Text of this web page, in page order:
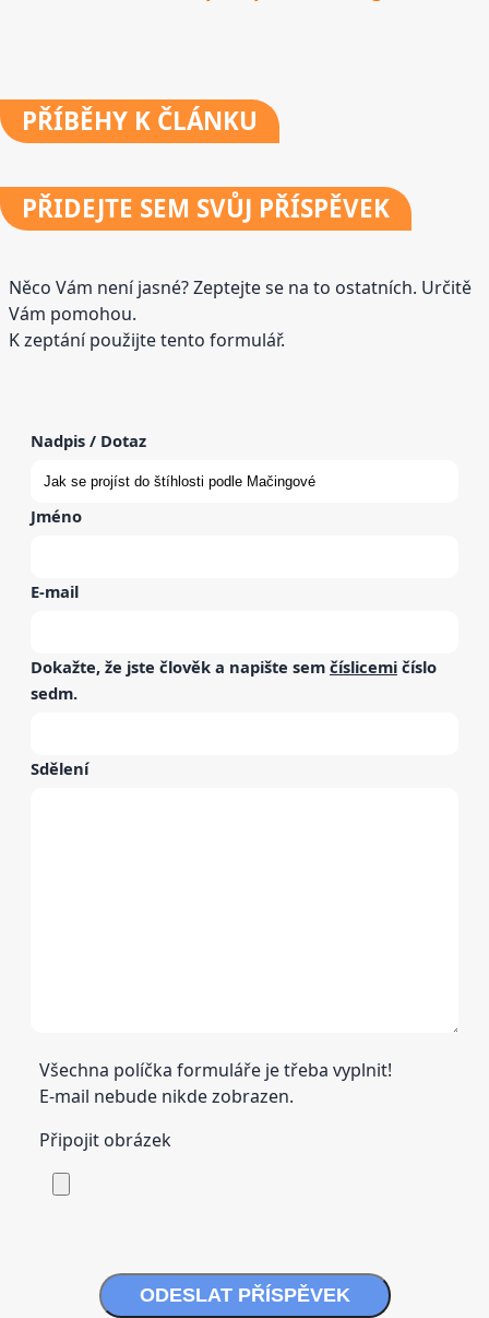
PŘÍBĚHY K ČLÁNKU
PŘIDEJTE SEM SVŮJ PŘÍSPĚVEK
Něco Vám není jasné? Zeptejte se na to ostatních. Určitě
Vám pomohou.
K zeptání použijte tento formulář.
Nadpis / Dotaz
Jméno
E-mail
Dokažte, že jste člověk a napište sem číslicemi číslo
sedm.
Sdělení
Všechna políčka formuláře je třeba vyplnit!
E-mail nebude nikde zobrazen.
Připojit obrázek
ODESLAT PŘÍSPĚVEK